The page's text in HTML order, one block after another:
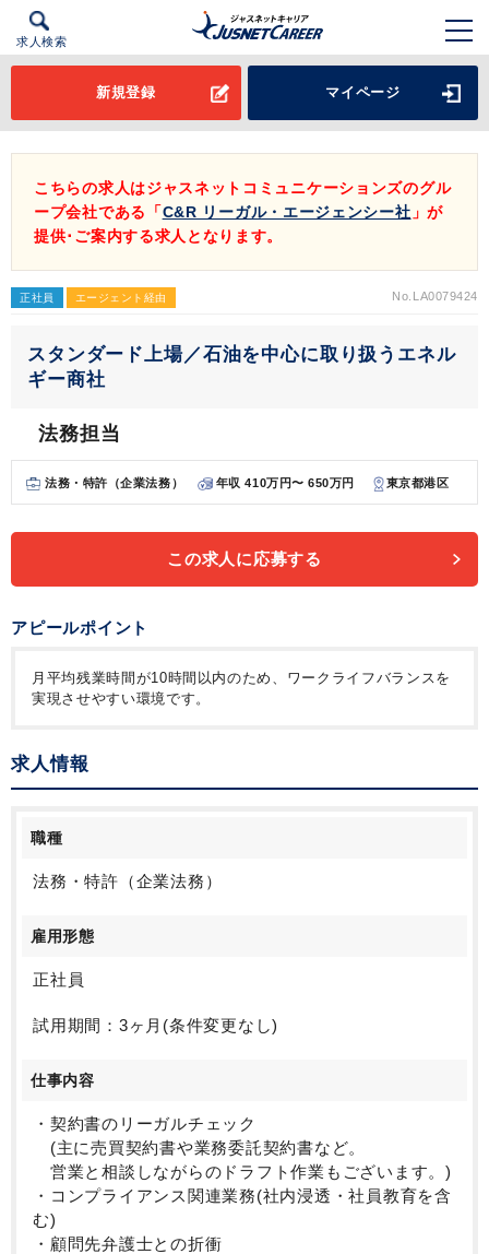
求人検索
新規登録 マイページ
こちらの求人はジャスネットコミュニケーションズのグル
ープ会社である「C&R リーガル・エージェンシー社 」が
提供･ご案内する求人となります。
正社員 エージェント経由 No.LA0079424
スタンダード上場／石油を中心に取り扱うエネル
ギー商社
法務担当
法務・特許（企業法務） 年収 410万円〜 650万円 東京都港区
この求人に応募する
アピールポイント
月平均残業時間が10時間以内のため、ワークライフバランスを
実現させやすい環境です。
求人情報
職種
法務・特許（企業法務）
雇用形態
正社員
試用期間：3ヶ月(条件変更なし)
仕事内容
・契約書のリーガルチェック
(主に売買契約書や業務委託契約書など。
営業と相談しながらのドラフト作業もございます。)
・コンプライアンス関連業務(社内浸透・社員教育を含
む)
・顧問先弁護士との折衝